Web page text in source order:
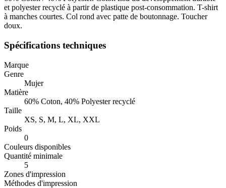
et polyester recyclé à partir de plastique post-consommation. T-shirt
à manches courtes. Col rond avec patte de boutonnage. Toucher
doux.
Spécifications techniques
Marque
Genre
Mujer
Matière
60% Coton, 40% Polyester recyclé
Taille
XS, S, M, L, XL, XXL
Poids
0
Couleurs disponibles
Quantité minimale
5
Zones d'impression
Méthodes d'impression